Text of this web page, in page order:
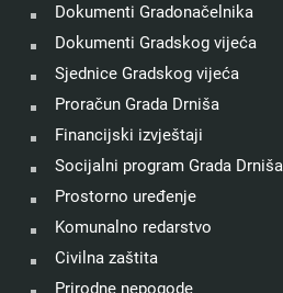
Dokumenti Gradonačelnika
Dokumenti Gradskog vijeća
Sjednice Gradskog vijeća
Proračun Grada Drniša
Financijski izvještaji
Socijalni program Grada Drniša
Prostorno uređenje
Komunalno redarstvo
Civilna zaštita
Prirodne nepogode